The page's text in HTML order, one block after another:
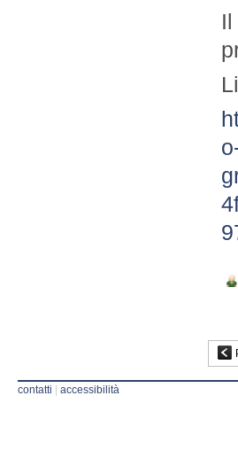
contatti accessibilità